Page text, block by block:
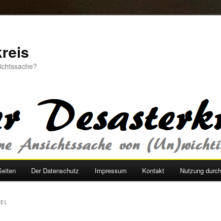
Der Datenschutz Impressum Kontakt Nutzung